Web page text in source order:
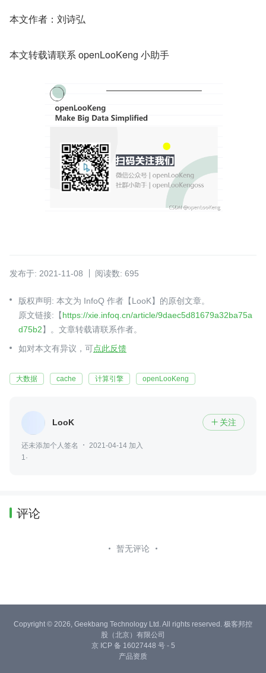
本文作者：刘诗弘
本文转载请联系 openLooKeng 小助手
发布于: 2021-11-08 阅读数: 695
版权声明: 本文为 InfoQ 作者【LooK】的原创文章。
原文链接:【https://xie.infoq.cn/article/9daec5d81679a32ba75a
d75b2】。文章转载请联系作者。
如对本文有异议，可点此反馈
大数据 cache 计算引擎 openLooKeng
LooK  关注
还未添加个人签名
2021-04-14 加入
1·
评论
暂无评论
Copyright © 2026, Geekbang Technology Ltd. All rights reserved. 极客邦控
股（北京）有限公司
京 ICP 备 16027448 号 - 5
产品资质